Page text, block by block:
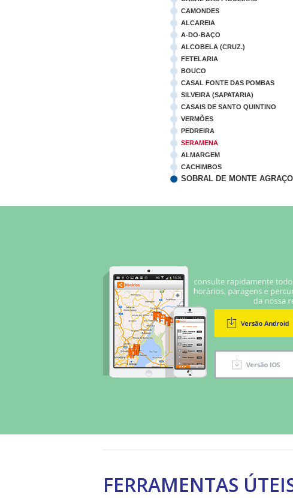
CAMONDES
ALCAREIA
A-DO-BAÇO
ALCOBELA (CRUZ.)
FETELARIA
BOUCO
CASAL FONTE DAS POMBAS
SILVEIRA (SAPATARIA)
CASAIS DE SANTO QUINTINO
VERMÕES
PEDREIRA
SERAMENA
ALMARGEM
CACHIMBOS
SOBRAL DE MONTE AGRAÇO
FERRAMENTAS